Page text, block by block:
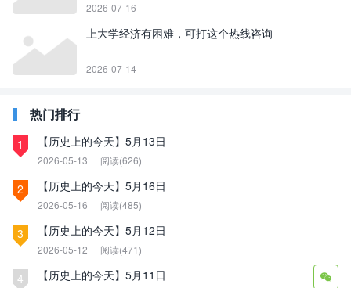
2026-07-16
上大学经济有困难，可打这个热线咨询
2026-07-14
热门排行
1 【历史上的今天】5月13日
2026-05-13 阅读(626)
2 【历史上的今天】5月16日
2026-05-16 阅读(485)
3 【历史上的今天】5月12日
2026-05-12 阅读(471)
4 【历史上的今天】5月11日 